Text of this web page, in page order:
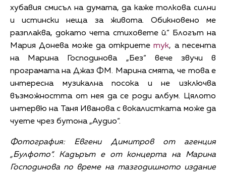
хубавия смисъл на думата, да каже толкова силни
и истински неща за живота. Обикновено ме
разплаква, докато чета стиховете й.“ Блогът на
Мария Донева може да откриететук, а песента
на Марина Господинова „Без“ вече звучи в
програмата на Джаз ФМ. Марина смята, че това е
интересна музикална посока и не изключва
възможността от нея да се роди албум. Цялото
интервю на Таня Иванова с вокалистката може да
чуете чрез бутона „Аудио“.
Фотография: Евгени Димитров от агенция
„Булфото“. Кадърът е от концерта на Марина
Господинова по време на тазгодишното издание